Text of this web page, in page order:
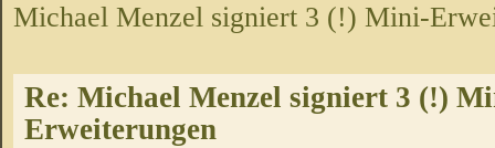
Michael Menzel signiert 3 (!) Mini-
Re: Michael Menzel signiert 3 (!)
Erweiterungen